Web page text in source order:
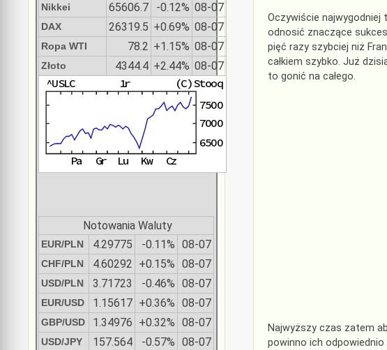
Oczywiście najwygodniej
odnosić znaczące
pięć razy szybciej niż
całkiem szybko. Już
to gonić na całego.
Najwyższy czas zatem
powinno ich
Nikkei 65606.7 -0.12% 08-07
DAX 26319.5 +0.69% 08-07
Ropa WTI 78.2 +1.15% 08-07
Złoto 4344.4 +2.44% 08-07
Notowania Waluty
EUR/PLN 4.29775 -0.11% 08-07
CHF/PLN 4.60292 +0.15% 08-07
USD/PLN 3.71723 -0.46% 08-07
EUR/USD 1.15617 +0.36% 08-07
GBP/USD 1.34976 +0.32% 08-07
USD/JPY 157.564 -0.57% 08-07